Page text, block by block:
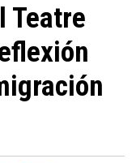
Teatre